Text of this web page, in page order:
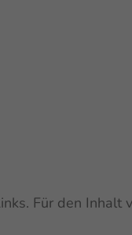
Für den Inhalt